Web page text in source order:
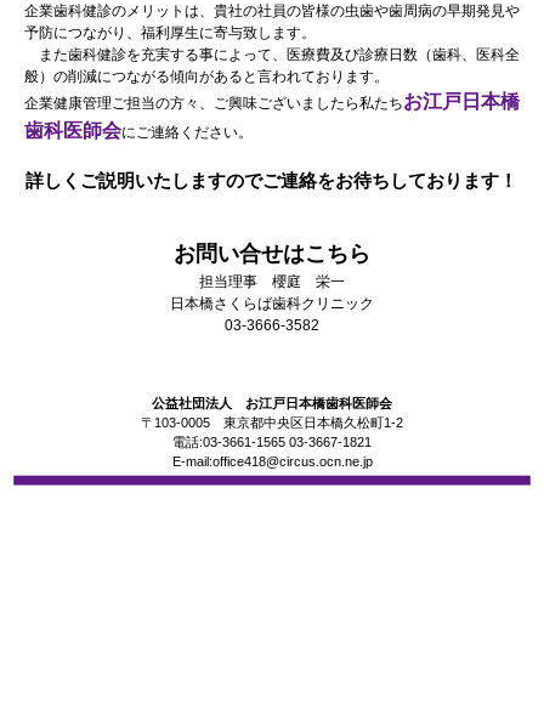
企業歯科健診のメリットは、貴社の社員の皆様の虫歯や歯周病の早期発見や
予防につながり、福利厚生に寄与致します。
また歯科健診を充実する事によって、医療費及び診療日数（歯科、医科全
般）の削減につながる傾向があると言われております。
企業健康管理ご担当の方々、ご興味ございましたら私たちお江戸日本橋
歯科医師会にご連絡ください。
詳しくご説明いたしますのでご連絡をお待ちしております！
お問い合せはこちら
担当理事 櫻庭 栄一
日本橋さくらば歯科クリニック
03-3666-3582
公益社団法人 お江戸日本橋歯科医師会
〒103-0005 東京都中央区日本橋久松町1-2
電話:03-3661-1565 03-3667-1821
E-mail:office418@circus.ocn.ne.jp